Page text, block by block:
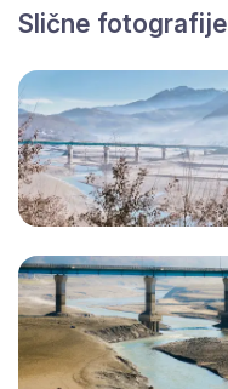
Slične fotografije